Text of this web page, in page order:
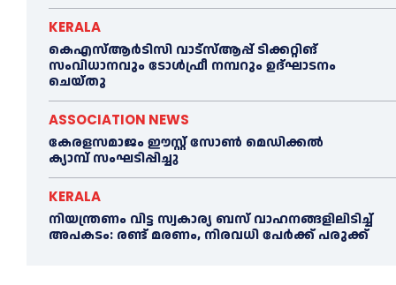
KERALA
കെഎസ്‌ആര്‍ടിസി വാട്‌സ്‌ആപ്പ് ടിക്കറ്റിങ്
സംവിധാനവും ടോള്‍ഫ്രീ നമ്പറും ഉദ്ഘാടനം
ചെയ്തു
ASSOCIATION NEWS
കേരളസമാജം ഈസ്റ്റ് സോണ്‍ മെഡിക്കൽ
ക്യാമ്പ് സംഘടിപ്പിച്ചു
KERALA
നിയന്ത്രണം വിട്ട സ്വകാര്യ ബസ് വാഹനങ്ങളിലിടിച്ച്‌
അപകടം: രണ്ട് മരണം, നിരവധി പേർക്ക് പരുക്ക്